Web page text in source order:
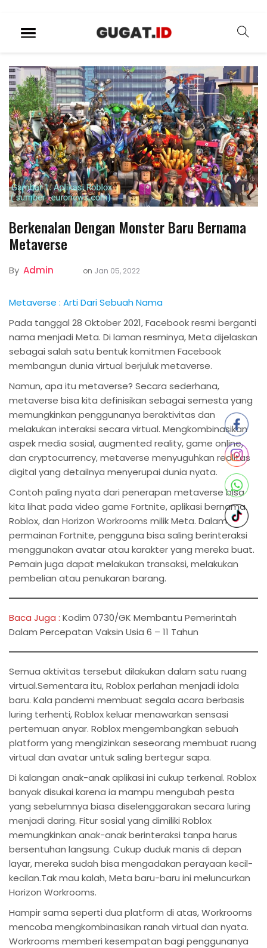
Berkenalan Dengan Monster Baru Bernama
Metaverse
By Admin on Jan 05, 2022
Metaverse : Arti Dari Sebuah Nama
Pada tanggal 28 Oktober 2021, Facebook resmi berganti
nama menjadi Meta. Di laman resminya, Meta dijelaskan
sebagai salah satu bentuk komitmen Facebook
membangun dunia virtual berjuluk metaverse.
Namun, apa itu metaverse? Secara sederhana,
metaverse bisa kita definisikan sebagai semesta yang
memungkinkan penggunanya beraktivitas dan
melakukan interaksi secara virtual. Mengkombinasikan
aspek media sosial, augmented reality, game online,
dan cryptocurrency, metaverse menyuguhkan realitas
digital yang detailnya menyerupai dunia nyata.
Contoh paling nyata dari penerapan metaverse bisa
kita lihat pada video game Fortnite, aplikasi bernama
Roblox, dan Horizon Workrooms milik Meta. Dalam
permainan Fortnite, pengguna bisa saling berinteraksi
menggunakan avatar atau karakter yang mereka buat.
Pemain juga dapat melakukan transaksi, melakukan
pembelian atau penukaran barang.
Baca Juga : Kodim 0730/GK Membantu Pemerintah
Dalam Percepatan Vaksin Usia 6 – 11 Tahun
Semua aktivitas tersebut dilakukan dalam satu ruang
virtual.Sementara itu, Roblox perlahan menjadi idola
baru. Kala pandemi membuat segala acara berbasis
luring terhenti, Roblox keluar menawarkan sensasi
pertemuan anyar. Roblox mengembangkan sebuah
platform yang mengizinkan seseorang membuat ruang
virtual dan avatar untuk saling bertegur sapa.
Di kalangan anak-anak aplikasi ini cukup terkenal. Roblox
banyak disukai karena ia mampu mengubah pesta
yang sebelumnya biasa diselenggarakan secara luring
menjadi daring. Fitur sosial yang dimiliki Roblox
memungkinkan anak-anak berinteraksi tanpa harus
bersentuhan langsung. Cukup duduk manis di depan
layar, mereka sudah bisa mengadakan perayaan kecil-
kecilan.Tak mau kalah, Meta baru-baru ini meluncurkan
Horizon Workrooms.
Hampir sama seperti dua platform di atas, Workrooms
mencoba mengkombinasikan ranah virtual dan nyata.
Workrooms memberi kesempatan bagi penggunanya